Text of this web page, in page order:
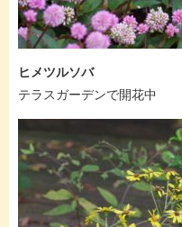
ヒメツルソバ
テラスガーデンで開花中